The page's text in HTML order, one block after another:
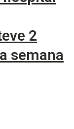
2
semana